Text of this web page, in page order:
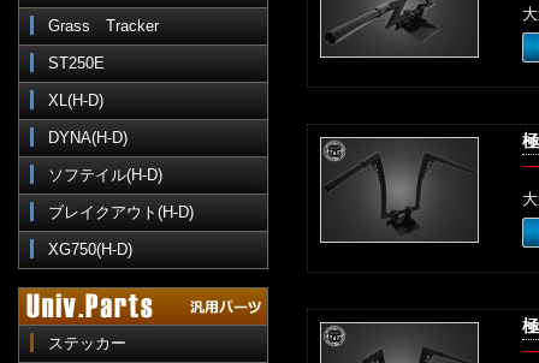
Grass Tracker
ST250E
XL(H-D)
DYNA(H-D)
ソフテイル(H-D)
ブレイクアウト(H-D)
XG750(H-D)
ステッカー